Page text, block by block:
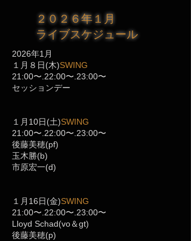
２０２６年１月
ライブスケジュール
​2026年1月
１月８日(木)SWING
21:00〜.22:00〜.23:00〜
セッションデー
１月10日(土)SWING
21:00〜.22:00〜.23:00〜
後藤美穂(pf)
玉木勝(b)
市原宏一(d)
１月16日(金)SWING
21:00〜.22:00〜.23:00〜
Lloyd Schad(vo＆gt)
後藤美穂(p)